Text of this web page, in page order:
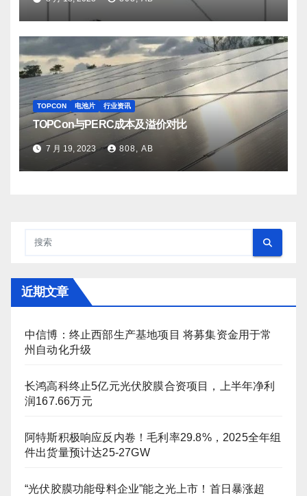
TOPCON 电池片 行业资讯
TOPCon与PERC成本及溢价对比
7 月 19, 2023 808, AB
近期文章
中信博：终止西部生产基地项目 将募集资金用于常
州自动化升级
长鸿高科终止5亿元光伏胶膜合资项目，上半年净利
润167.66万元
阿特斯积极响应反内卷！毛利率29.8%，2025全年组
件出货量预计达25-27GW
“光伏胶膜功能母料企业”能之光上市！首日暴涨超